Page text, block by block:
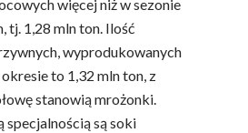
więcej niż w sezonie
tj. 1,28 mln ton. Ilość
wyprodukowanych
to 1,32 mln ton, z
stanowią mrożonki.
specjalnością są soki